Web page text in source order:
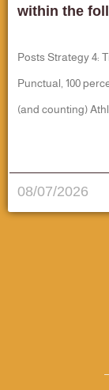
within the
Posts Strategy 4:
Punctual, 100
(and counting)
08/07/2026